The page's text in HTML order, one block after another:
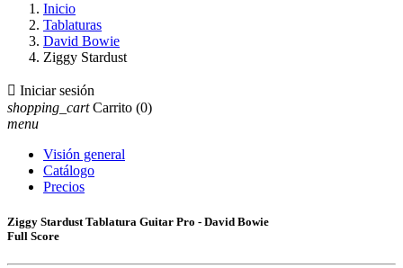
Inicio
Tablaturas
David Bowie
Ziggy Stardust
 Iniciar sesión
shopping_cart Carrito (0)
menu
Visión general
Catálogo
Precios
Ziggy Stardust Tablatura Guitar Pro - David Bowie
Full Score